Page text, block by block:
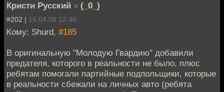
Кристи Русский » (_0_)
#202 | 15.04.08 12:46
Кому: Shurd, #185
В оригинальную "Молодую Гвардию" добавили
предателя, которого в реальности не было, плюс
ребятам помогали партийные подпольщики, которые
в реальности сбежали на личных авто (ребята